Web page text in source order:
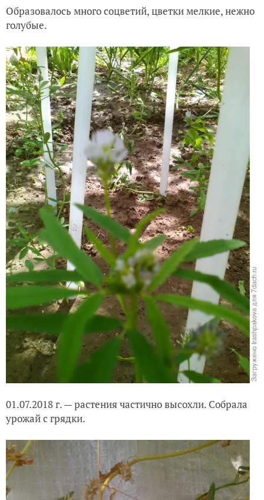
Образовалось много соцветий, цветки мелкие, нежно
голубые.
01.07.2018 г. — растения частично высохли. Собрала
урожай с грядки.